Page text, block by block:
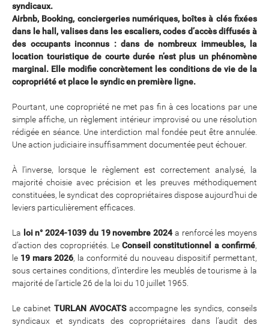
syndicaux.
Airbnb, Booking, conciergeries numériques, boîtes à clés fixées
dans le hall, valises dans les escaliers, codes d’accès diffusés à
des occupants inconnus : dans de nombreux immeubles, la
location touristique de courte durée n’est plus un phénomène
marginal. Elle modifie concrètement les conditions de vie de la
copropriété et place le syndic en première ligne.
Pourtant, une copropriété ne met pas fin à ces locations par une
simple affiche, un règlement intérieur improvisé ou une résolution
rédigée en séance. Une interdiction mal fondée peut être annulée.
Une action judiciaire insuffisamment documentée peut échouer.
À l’inverse, lorsque le règlement est correctement analysé, la
majorité choisie avec précision et les preuves méthodiquement
constituées, le syndicat des copropriétaires dispose aujourd’hui de
leviers particulièrement efficaces.
La loi n° 2024-1039 du 19 novembre 2024a renforcé les moyens
d’action des copropriétés. LeConseil constitutionnel a confirmé,
le 19 mars 2026, la conformité du nouveau dispositif permettant,
sous certaines conditions, d’interdire les meublés de tourisme à la
majorité de l’article 26 de la loi du 10 juillet 1965.
Le cabinet TURLAN AVOCATSaccompagne les syndics, conseils
syndicaux et syndicats des copropriétaires dans l’audit des